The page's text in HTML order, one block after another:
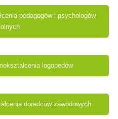
pedagogów i psychologów
logopedów
doradców zawodowych